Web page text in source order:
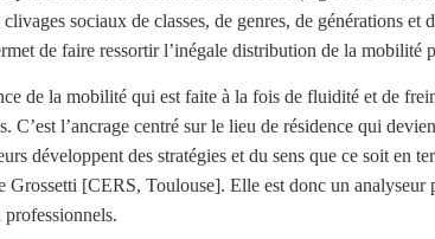
sociaux de classes, de genres, de générations
de faire ressortir l’inégale distribution de la mobilité
de la mobilité qui est faite à la fois de fluidité et de
l’ancrage centré sur le lieu de résidence qui
développent des stratégies et du sens que ce soit en
Grossetti [CERS, Toulouse]. Elle est donc un